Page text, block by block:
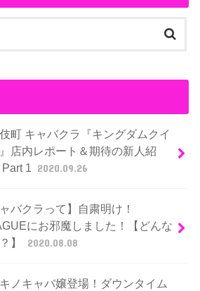
町 キャバクラ『キングダムクイ
店内レポート＆期待の新人紹
1 2020.09.26
ャバクラって】自粛明け！
にお邪魔しました！【どんな
】
2020.08.08
ノキャバ嬢登場！ダウンタイム